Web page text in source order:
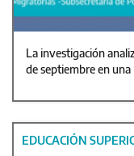
La investigación
de septiembre en
EDUCACIÓN